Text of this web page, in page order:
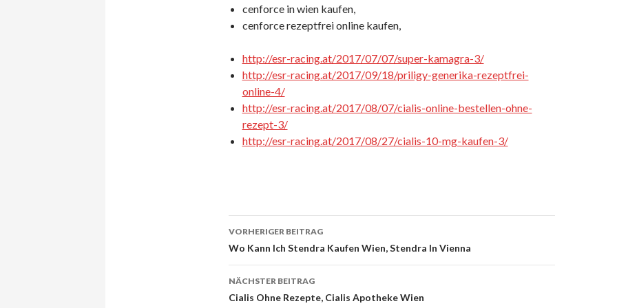
cenforce in wien kaufen,
cenforce rezeptfrei online kaufen,
http://esr-racing.at/2017/07/07/super-kamagra-3/
http://esr-racing.at/2017/09/18/priligy-generika-rezeptfrei-
online-4/
http://esr-racing.at/2017/08/07/cialis-online-bestellen-ohne-
rezept-3/
http://esr-racing.at/2017/08/27/cialis-10-mg-kaufen-3/
Beitrags-
Navigation
VORHERIGER BEITRAG
Wo Kann Ich Stendra Kaufen Wien, Stendra In Vienna
NÄCHSTER BEITRAG
Cialis Ohne Rezepte, Cialis Apotheke Wien